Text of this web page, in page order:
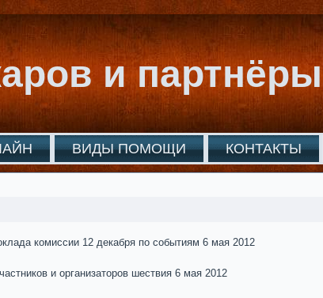
и партнёры
ВИДЫ ПОМОЩИ КОНТАКТЫ
комиссии 12 декабря по событиям 6 мая 2012
и организаторов шествия 6 мая 2012